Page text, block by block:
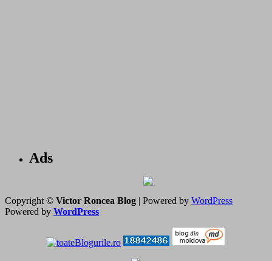
Ads
Copyright © Victor Roncea Blog | Powered by WordPress
Powered by WordPress